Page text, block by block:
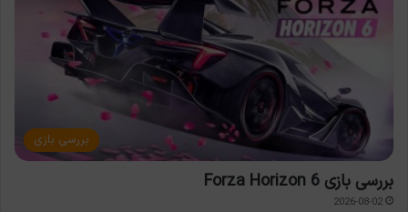
بررسی بازی
بررسی بازی Forza Horizon 6
2026-08-02